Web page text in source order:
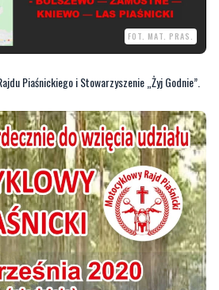
Piaśnickiego i Stowarzyszenie „Żyj Godnie”.